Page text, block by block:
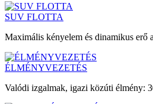
SUV FLOTTA
Maximális kényelem és dinamikus erő
ÉLMÉNYVEZETÉS
Valódi izgalmak, igazi közúti élmény: